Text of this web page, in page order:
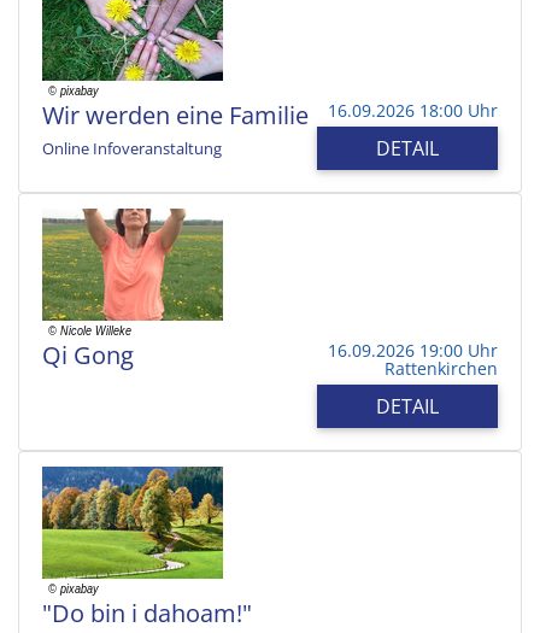
Wir werden eine Familie
Online Infoveranstaltung
16.09.2026 18:00 Uhr
DETAIL
Qi Gong 16.09.2026 19:00 Uhr
Rattenkirchen
DETAIL
"Do bin i dahoam!"